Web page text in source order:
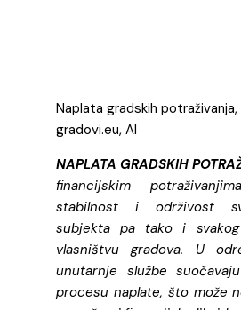
Naplata gradskih
gradovi.eu, AI
NAPLATA GRADSKIH
financijskim
stabilnost i održivost
subjekta pa tako i
vlasništvu gradova. U
unutarnje službe
procesu naplate, što može